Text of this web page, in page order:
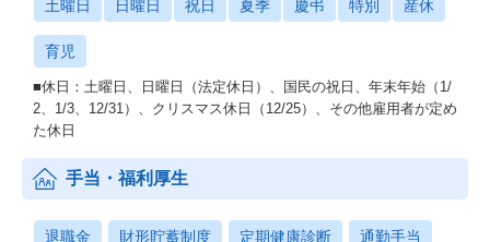
＜がん・傷病/就労等のサポート＞
相談：がんを経験した社員のコミュニティ「All Ribbons」を設
立、社内ピアサポートを実施
両立：がん治療のため日数無制限で取得できる特別休暇(リボンズ
休暇) あり
予防：がん検診費用は会社負担 ※検診日は勤務扱い/社員の禁煙を
サポート
土曜日 日曜日 祝日 夏季 慶弔 特別 産休
育児
■休日：土曜日、日曜日（法定休日）、国民の祝日、年末年始（1/
2、1/3、12/31）、クリスマス休日（12/25）、その他雇用者が定め
た休日
手当・福利厚生
退職金 財形貯蓄制度 定期健康診断 通勤手当